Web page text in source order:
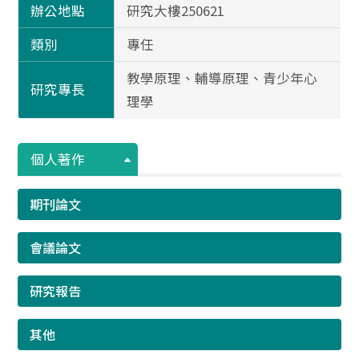
辦公地點
研究大樓250621
類別
專任
研究專長
教學原理、輔導原理、青少年心
理學
個人著作
期刊論文
會議論文
研究報告
其他